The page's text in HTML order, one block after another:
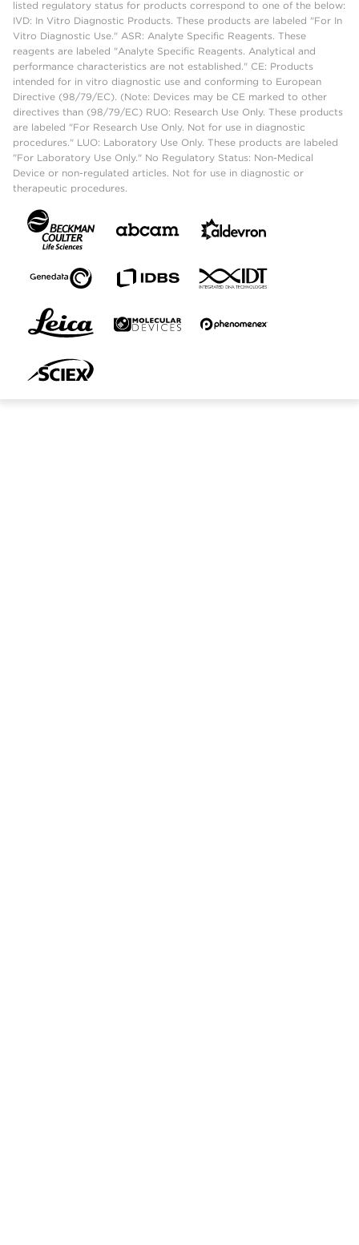
listed regulatory status for products correspond to one of the below:
IVD: In Vitro Diagnostic Products. These products are labeled "For In
Vitro Diagnostic Use." ASR: Analyte Specific Reagents. These
reagents are labeled "Analyte Specific Reagents. Analytical and
performance characteristics are not established." CE: Products
intended for in vitro diagnostic use and conforming to European
Directive (98/79/EC). (Note: Devices may be CE marked to other
directives than (98/79/EC) RUO: Research Use Only. These products
are labeled "For Research Use Only. Not for use in diagnostic
procedures." LUO: Laboratory Use Only. These products are labeled
"For Laboratory Use Only." No Regulatory Status: Non-Medical
Device or non-regulated articles. Not for use in diagnostic or
therapeutic procedures.